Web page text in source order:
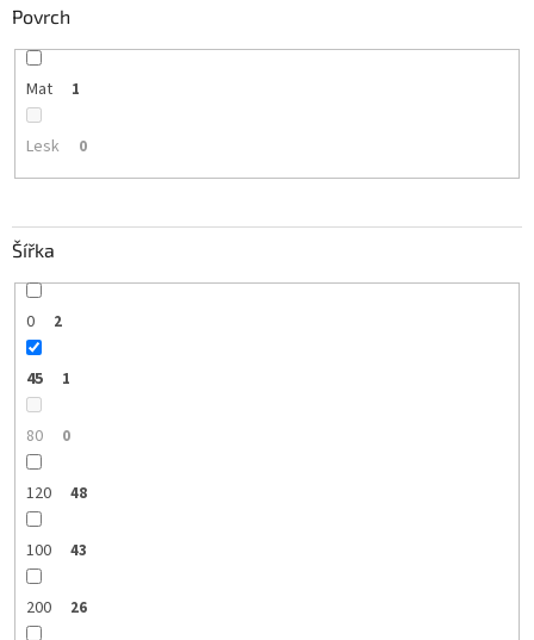
Povrch
Mat 1
Lesk 0
Šířka
0 2
45 1
80 0
120 48
100 43
200 26